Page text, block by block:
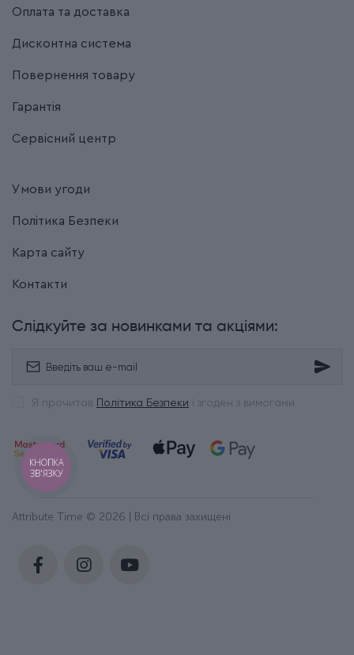
Оплата та доставка
Дисконтна система
Повернення товару
Гарантія
Сервісний центр
Умови угоди
Політика Безпеки
Карта сайту
Контакти
Слідкуйте за новинками та акціями:
Я прочитав Політика Безпеки і згоден з вимогами
Attribute Time © 2026 | Всі права захищені
КНОПКА
ЗВ'ЯЗКУ